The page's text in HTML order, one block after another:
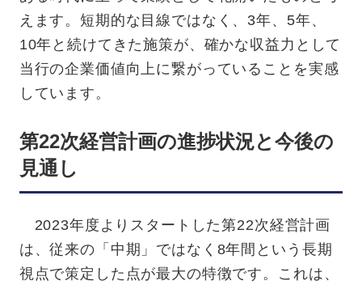
えます。短期的な目線ではなく、3年、5年、
10年と続けてきた施策が、確かな収益力として
当行の企業価値向上に繋がっていることを実感
しています。
第22次経営計画の進捗状況と今後の
見通し
2023年度よりスタートした第22次経営計画
は、従来の「中期」ではなく8年間という長期
視点で策定した点が最大の特徴です。これは、